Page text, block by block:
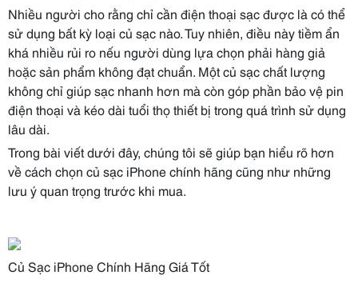
Nhiều người cho rằng chỉ cần điện thoại sạc được là có thể
sử dụng bất kỳ loại củ sạc nào. Tuy nhiên, điều này tiềm ẩn
khá nhiều rủi ro nếu người dùng lựa chọn phải hàng giả
hoặc sản phẩm không đạt chuẩn. Một củ sạc chất lượng
không chỉ giúp sạc nhanh hơn mà còn góp phần bảo vệ pin
điện thoại và kéo dài tuổi thọ thiết bị trong quá trình sử dụng
lâu dài.
Trong bài viết dưới đây, chúng tôi sẽ giúp bạn hiểu rõ hơn
về cách chọn củ sạc iPhone chính hãng cũng như những
lưu ý quan trọng trước khi mua.
Củ Sạc iPhone Chính Hãng Giá Tốt